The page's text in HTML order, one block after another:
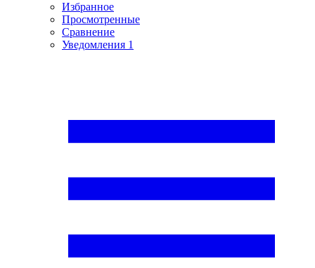
Избранное
Просмотренные
Сравнение
Уведомления 1